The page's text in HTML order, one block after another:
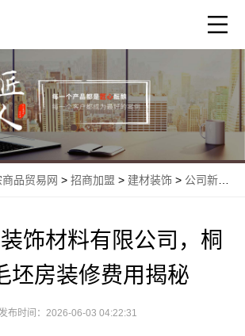
商品贸易网> 招商加盟 > 建材装饰> 公司新闻
饰材料有限公司，桐
坯房装修费用揭秘
发布时间：2026-06-03 04:22:31